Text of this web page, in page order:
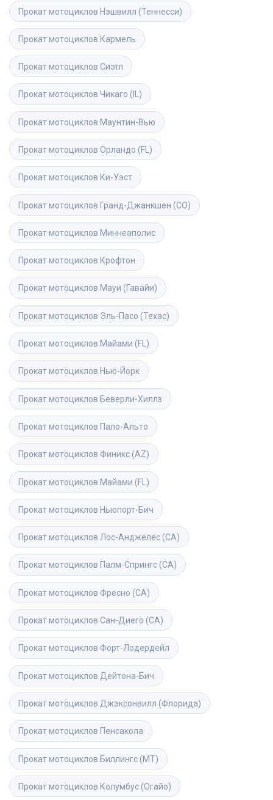
Прокат мотоциклов Нэшвилл (Теннесси)
Прокат мотоциклов Кармель
Прокат мотоциклов Сиэтл
Прокат мотоциклов Чикаго (IL)
Прокат мотоциклов Маунтин-Вью
Прокат мотоциклов Орландо (FL)
Прокат мотоциклов Ки-Уэст
Прокат мотоциклов Гранд-Джанкшен (CO)
Прокат мотоциклов Миннеаполис
Прокат мотоциклов Крофтон
Прокат мотоциклов Мауи (Гавайи)
Прокат мотоциклов Эль-Пасо (Техас)
Прокат мотоциклов Майами (FL)
Прокат мотоциклов Нью-Йорк
Прокат мотоциклов Беверли-Хиллз
Прокат мотоциклов Пало-Альто
Прокат мотоциклов Финикс (AZ)
Прокат мотоциклов Майами (FL)
Прокат мотоциклов Ньюпорт-Бич
Прокат мотоциклов Лос-Анджелес (CA)
Прокат мотоциклов Палм-Спрингс (CA)
Прокат мотоциклов Фресно (CA)
Прокат мотоциклов Сан-Диего (CA)
Прокат мотоциклов Форт-Лодердейл
Прокат мотоциклов Дейтона-Бич
Прокат мотоциклов Джэксонвилл (Флорида)
Прокат мотоциклов Пенсакола
Прокат мотоциклов Биллингс (MT)
Прокат мотоциклов Колумбус (Огайо)